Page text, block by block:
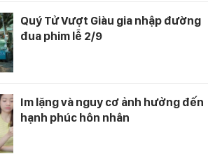
Quý Tử Vượt Giàu gia nhập đường
đua phim lễ 2/9
Im lặng và nguy cơ ảnh hưởng đến
hạnh phúc hôn nhân